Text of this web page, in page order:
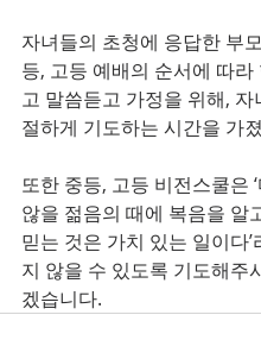
자녀들의 초청에 응답한 부
등, 고등 예배의 순서에 따라
고 말씀듣고 가정을 위해, 자
절하게 기도하는 시간을 가
또한 중등, 고등 비전스쿨은
않을 젊음의 때에 복음을 알
믿는 것은 가치 있는 일이다’
지 않을 수 있도록 기도해주
겠습니다.